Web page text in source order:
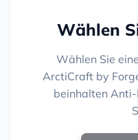
Wählen
Wählen Sie
ArctiCraft by
beinhalten